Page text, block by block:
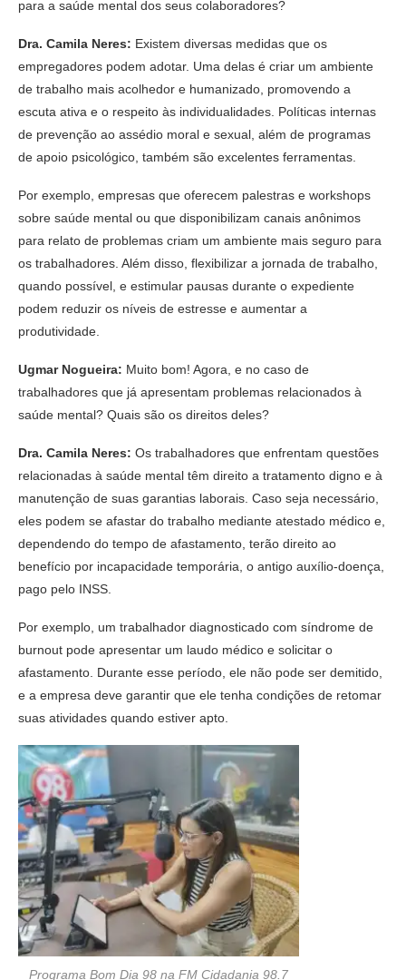
para a saúde mental dos seus colaboradores?
Dra. Camila Neres: Existem diversas medidas que os
empregadores podem adotar. Uma delas é criar um ambiente
de trabalho mais acolhedor e humanizado, promovendo a
escuta ativa e o respeito às individualidades. Políticas internas
de prevenção ao assédio moral e sexual, além de programas
de apoio psicológico, também são excelentes ferramentas.
Por exemplo, empresas que oferecem palestras e workshops
sobre saúde mental ou que disponibilizam canais anônimos
para relato de problemas criam um ambiente mais seguro para
os trabalhadores. Além disso, flexibilizar a jornada de trabalho,
quando possível, e estimular pausas durante o expediente
podem reduzir os níveis de estresse e aumentar a
produtividade.
Ugmar Nogueira: Muito bom! Agora, e no caso de
trabalhadores que já apresentam problemas relacionados à
saúde mental? Quais são os direitos deles?
Dra. Camila Neres: Os trabalhadores que enfrentam questões
relacionadas à saúde mental têm direito a tratamento digno e à
manutenção de suas garantias laborais. Caso seja necessário,
eles podem se afastar do trabalho mediante atestado médico e,
dependendo do tempo de afastamento, terão direito ao
benefício por incapacidade temporária, o antigo auxílio-doença,
pago pelo INSS.
Por exemplo, um trabalhador diagnosticado com síndrome de
burnout pode apresentar um laudo médico e solicitar o
afastamento. Durante esse período, ele não pode ser demitido,
e a empresa deve garantir que ele tenha condições de retomar
suas atividades quando estiver apto.
Programa Bom Dia 98 na FM Cidadania 98.7